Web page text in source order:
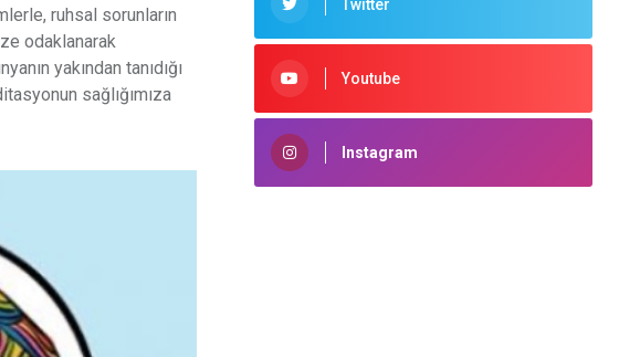
ruhsal sorunların
odaklanarak
yakından tanıdığı
sağlığımıza
Twitter
Youtube
Instagram